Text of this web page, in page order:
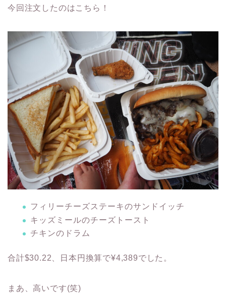
今回注文したのはこちら！
フィリーチーズステーキのサンドイッチ
キッズミールのチーズトースト
チキンのドラム
合計$30.22、日本円換算で¥4,389でした。
まあ、高いです(笑)